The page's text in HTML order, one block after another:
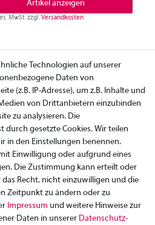
Artikel anzeigen
MwSt.zzgl.Versandkosten
Technologien auf unserer
Daten von
(z.B. IP-Adresse), um z.B. Inhalte und
von Drittanbietern einzubinden
zu analysieren. Die
gesetzte Cookies. Wir teilen
in den Einstellungen benennen.
Einwilligung oder aufgrund eines
Die Zustimmung kann erteilt oder
Recht, nicht einzuwilligen und die
Zeitpunkt zu ändern oder zu
Impressum und weitere Hinweise zur
Daten in unserer Daten­schutz­